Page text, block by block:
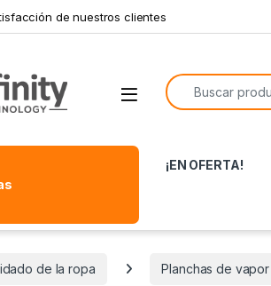
de nuestros clientes
Open
Search for:
¡EN OFERTA!
de la ropa Planchas de vapor